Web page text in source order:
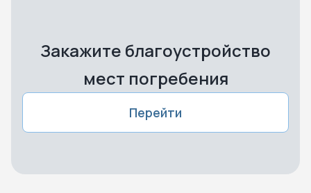
Закажите благоустройство
мест погребения
Перейти